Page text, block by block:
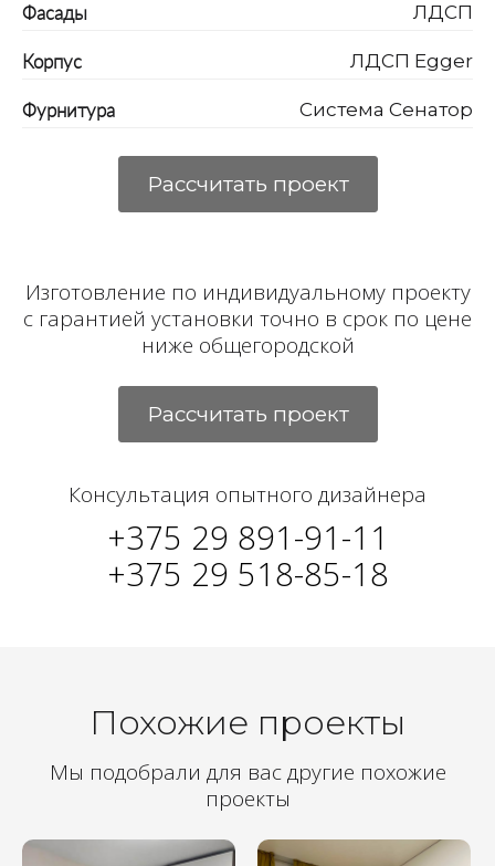
Фасады ЛДСП
Корпус ЛДСП Egger
Фурнитура Система Сенатор
Рассчитать проект
Изготовление по индивидуальному проекту
с гарантией установки точно в срок по цене
ниже общегородской
Рассчитать проект
Консультация опытного дизайнера
+375 29 891-91-11
+375 29 518-85-18
Похожие проекты
Мы подобрали для вас другие похожие
проекты